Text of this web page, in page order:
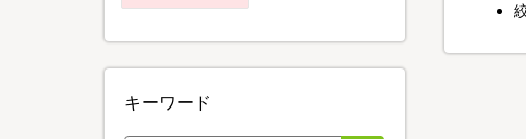
キーワード